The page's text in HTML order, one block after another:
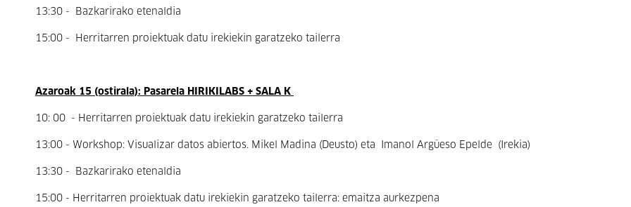
13:30 - Bazkarirako etenaldia
15:00 - Herritarren proiektuak datu irekiekin garatzeko tailerra
Azaroak 15 (ostirala): Pasarela HIRIKILABS + SALA K
10: 00 - Herritarren proiektuak datu irekiekin garatzeko tailerra
13:00 - Workshop: Visualizar datos abiertos. Mikel Madina (Deusto) eta Imanol Argüeso Epelde (Irekia)
13:30 - Bazkarirako etenaldia
15:00 - Herritarren proiektuak datu irekiekin garatzeko tailerra: emaitza aurkezpena